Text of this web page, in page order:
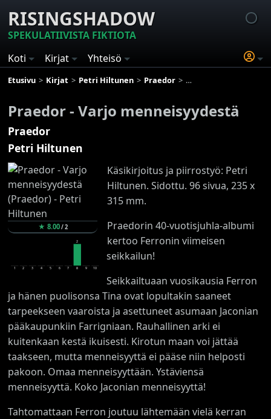
RISINGSHADOW
SPEKULATIIVISTA FIKTIOTA
Koti
Kirjat Yhteisö
Etusivu Kirjat Petri Hiltunen Praedor Praedor - Varjo
Praedor - Varjo menneisyydestä
Praedor
Petri Hiltunen
★ 8.00/2
1 2 3 4 5 6 7
2
8 9 10
Käsikirjoitus ja piirrostyö: Petri
Hiltunen. Sidottu. 96 sivua, 235 x
315 mm.
Praedorin 40-vuotisjuhla-albumi
kertoo Ferronin viimeisen
seikkailun!
Seikkailtuaan vuosikausia Ferron
ja hänen puolisonsa Tina ovat lopultakin saaneet
tarpeekseen vaaroista ja asettuneet asumaan Jaconian
pääkaupunkiin Farrigniaan. Rauhallinen arki ei
kuitenkaan kestä ikuisesti. Kirotun maan voi jättää
taakseen, mutta menneisyyttä ei pääse niin helposti
pakoon. Omaa menneisyyttään. Ystäviensä
menneisyyttä. Koko Jaconian menneisyyttä!
Tahtomattaan Ferron joutuu lähtemään vielä kerran